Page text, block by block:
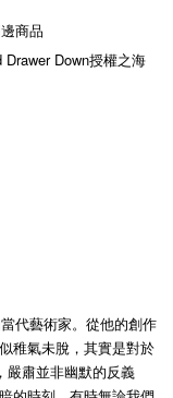
商品
Down授權之海
代藝術家。從他的創作
稚氣未脫，其實是對於
嚴肅並非幽默的反義